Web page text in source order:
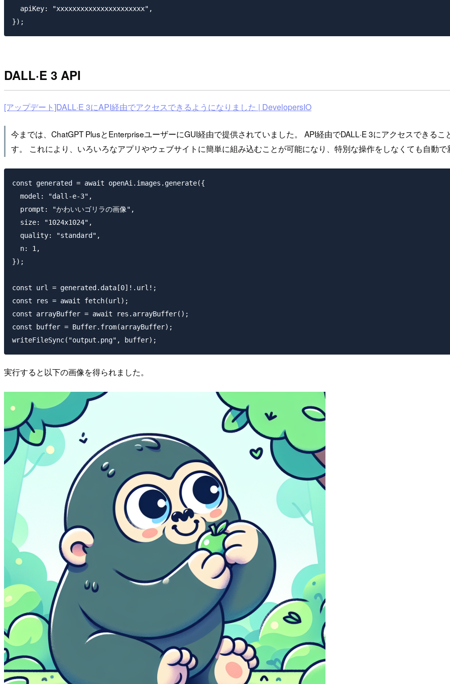
  apiKey: "xxxxxxxxxxxxxxxxxxxxxx",
DALL·E 3 API
[アップデート]DALL·E 3にAPI経由でアクセスできるようになりました | DevelopersIO
今までは、ChatGPT PlusとEnterpriseユーザーにGUI経由で提供されていました。 API経由でDALL·E 3にアクセスできる
す。 これにより、いろいろなアプリやウェブサイトに簡単に組み込むことが可能になり、特別な操作をしなくても自動で
const generated = await openAi.images.generate({
  model: "dall-e-3",
  prompt: "かわいいゴリラの画像",
  size: "1024x1024",
  quality: "standard",
  n: 1,
});
const url = generated.data[0]!.url!;
const res = await fetch(url);
const arrayBuffer = await res.arrayBuffer();
const buffer = Buffer.from(arrayBuffer);
実行すると以下の画像を得られました。